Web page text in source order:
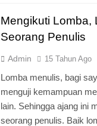
Mengikuti Lomba,
Seorang Penulis
Admin 15 Tahun Ago
Lomba menulis, bagi
menguji kemampuan
lain. Sehingga ajang ini
seorang penulis. Baik